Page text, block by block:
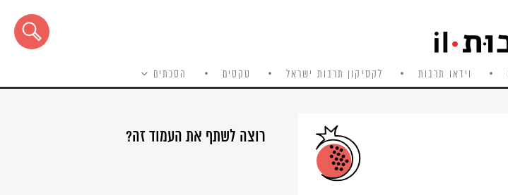
וידאו תרבות לקסיקון תרבות ישראל טקסים הסכתים
רוצה לשתף את העמוד זה?